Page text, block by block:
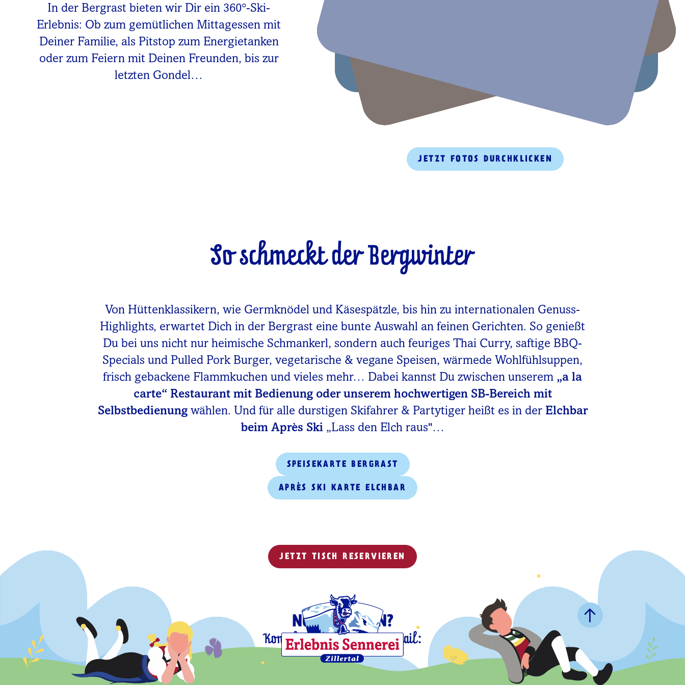
In der Bergrast bieten wir Dir ein 360°-Ski-
Erlebnis: Ob zum gemütlichen Mittagessen mit
Deiner Familie, als Pitstop zum Energietanken
oder zum Feiern mit Deinen Freunden, bis zur
letzten Gondel…
JETZT FOTOS DURCHKLICKEN
So schmeckt der Bergwinter
Von Hüttenklassikern, wie Germknödel und Käsespätzle, bis hin zu internationalen Genuss-
Highlights, erwartet Dich in der Bergrast eine bunte Auswahl an feinen Gerichten. So genießt
Du bei uns nicht nur heimische Schmankerl, sondern auch feuriges Thai Curry, saftige BBQ-
Specials und Pulled Pork Burger, vegetarische & vegane Speisen, wärmede Wohlfühlsuppen,
frisch gebackene Flammkuchen und vieles mehr… Dabei kannst Du zwischen unserem „a la
carte“ Restaurant mit Bedienung oder unserem hochwertigen SB-Bereich mit
Selbstbedienungwählen. Und für alle durstigen Skifahrer & Partytiger heißt es in der Elchbar
beim Après Ski „Lass den Elch raus"…
SPEISEKARTE BERGRAST
APRÈS SKI KARTE ELCHBAR
JETZT TISCH RESERVIEREN
NOCH FRAGEN?
Kontaktiere uns gerne per Mail:
info@bergrast.at